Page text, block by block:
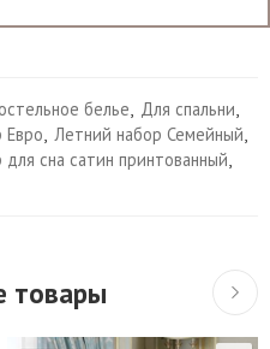
белье, Для спальни,
Евро, Летний набор Семейный,
сна сатин принтованный,
товары